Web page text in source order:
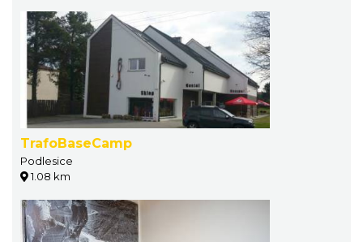
TrafoBaseCamp
Podlesice
1.08 km